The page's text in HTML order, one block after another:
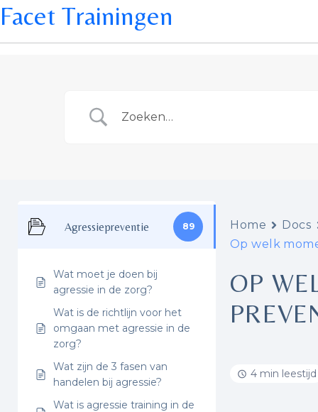
Facet Trainingen
Agressiepreventie 89
Wat moet je doen bij
agressie in de zorg?
Wat is de richtlijn voor het
omgaan met agressie in de
zorg?
Wat zijn de 3 fasen van
handelen bij agressie?
Wat is agressie training in de
Home
Docs
Op welk
OP
4 min leestijd